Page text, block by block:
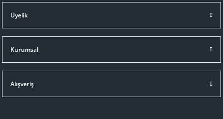
Üyelik
Kurumsal
Alışveriş